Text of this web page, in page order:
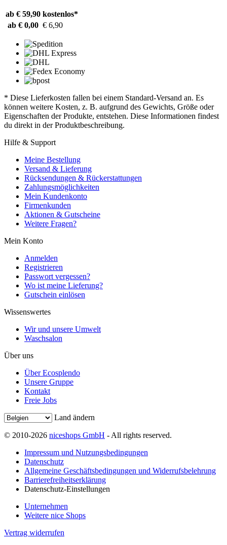
ab € 59,90 kostenlos*
ab € 0,00 € 6,90
* Diese Lieferkosten fallen bei einem Standard-Versand an. Es
können weitere Kosten, z. B. aufgrund des Gewichts, Größe oder
Eigenschaften der Produkte, entstehen. Diese Informationen findest
du direkt in der Produktbeschreibung.
Hilfe & Support
Meine Bestellung
Versand & Lieferung
Rücksendungen & Rückerstattungen
Zahlungsmöglichkeiten
Mein Kundenkonto
Firmenkunden
Aktionen & Gutscheine
Weitere Fragen?
Mein Konto
Anmelden
Registrieren
Passwort vergessen?
Wo ist meine Lieferung?
Gutschein einlösen
Wissenswertes
Wir und unsere Umwelt
Waschsalon
Über uns
Über Ecosplendo
Unsere Gruppe
Kontakt
Freie Jobs
Land ändern
© 2010-2026 niceshops GmbH - All rights reserved.
Impressum und Nutzungsbedingungen
Datenschutz
Allgemeine Geschäftsbedingungen und Widerrufsbelehrung
Barrierefreiheitserklärung
Datenschutz-Einstellungen
Unternehmen
Weitere nice Shops
Vertrag widerrufen